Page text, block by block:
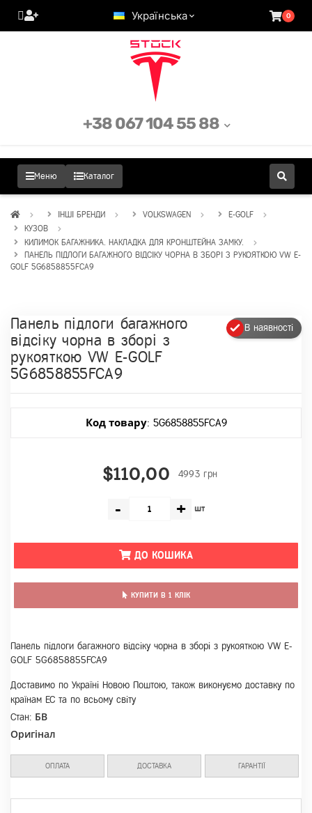
Українська 0
Меню Каталог
+38 067 104 55 88
ІНШІ БРЕНДИ VOLKSWAGEN
E-GOLF
КУЗОВ
КИЛИМОК БАГАЖНИКА. НАКЛАДКА ДЛЯ КРОНШТЕЙНА ЗАМКУ.
ПАНЕЛЬ ПІДЛОГИ БАГАЖНОГО ВІДСІКУ ЧОРНА В ЗБОРІ З РУКОЯТКОЮ VW E-
GOLF 5G6858855FCA9
В наявності
Панель підлоги багажного
відсіку чорна в зборі з
рукояткою VW E-GOLF
5G6858855FCA9
Код товару: 5G6858855FCA9
$110,00 4993 грн
- + шт
ДО КОШИКА
КУПИТИ В 1 КЛІК
Панель підлоги багажного відсіку чорна в зборі з рукояткою VW E-
GOLF 5G6858855FCA9
Доставимо по Україні Новою Поштою, також виконуємо доставку по
країнам ЕС та по всьому світу
Стан: БВ
Оригінал
ОПЛАТА ДОСТАВКА ГАРАНТІЇ